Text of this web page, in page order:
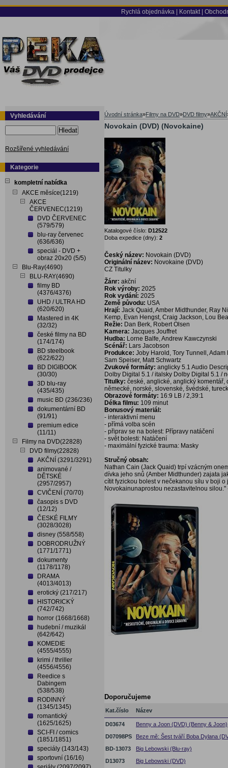
Rychlá objednávka Kontakt
Vyhledávání
Hledat
Rozšířené vyhledávání
Kategorie
kompletní nabídka
AKCE měsíce(1219)
AKCE
ČERVENEC(1219)
DVD ČERVENEC
(579/579)
blu-ray červenec
(636/636)
speciál - DVD +
obraz 20x20 (5/5)
Blu-Ray(4690)
BLU-RAY(4690)
filmy BD
(4376/4376)
UHD / ULTRA HD
(620/620)
Mastered in 4K
(32/32)
české filmy na BD
(174/174)
BD steelbook
(622/622)
BD DIGIBOOK
(30/30)
3D blu-ray
(435/435)
music BD (236/236)
dokumentární BD
(91/91)
premium edice
(11/11)
Filmy na DVD(22828)
DVD filmy(22828)
AKČNÍ (3291/3291)
animované /
DĚTSKÉ
(2957/2957)
CVIČENÍ (70/70)
časopis s DVD
(12/12)
ČESKÉ FILMY
(3028/3028)
disney (558/558)
DOBRODRUŽNÝ
(1771/1771)
dokumenty
(1178/1178)
DRAMA
(4013/4013)
erotický (217/217)
HISTORICKÝ
(742/742)
horror (1668/1668)
hudební / muzikál
(642/642)
KOMEDIE
(4555/4555)
krimi / thriller
(4556/4556)
Reedice s
Dabingem
(538/538)
RODINNÝ
(1345/1345)
romantický
(1625/1625)
SCI-FI / comics
(1851/1851)
speciály (143/143)
sportovní (16/16)
Úvodní stránka»Filmy na DVD»DVD filmy»AKČNÍ
Novokain (DVD) (Novokaine)
Katalogové číslo: D12522
Doba expedice (dny): 2
Český název: Novokain (DVD)
Originální název: Novokaine (DVD)
CZ Titulky
Žánr: akční
Rok výroby: 2025
Rok vydání: 2025
Země původu: USA
Hrají: Jack Quaid, Amber Midthunder, Ray
Kemp, Evan Hengst, Craig Jackson, Lou
Režie: Dan Berk, Robert Olsen
Kamera: Jacques Jouffret
Hudba: Lorne Balfe, Andrew Kawczynski
Scénář: Lars Jacobson
Produkce: Joby Harold, Tory Tunnell,
Sam Speiser, Matt Schwartz
Zvukové formáty: anglicky 5.1 Audio
Dolby Digital 5.1 / italsky Dolby Digital 5.1 /
Titulky: české, anglické, anglický komentář,
německé, norské, slovenské, švédské,
Obrazové formáty: 16:9 LB / 2,39:1
Délka filmu: 109 minut
Bonusový materiál:
- interaktivní menu
- přímá volba scén
- připrav se na bolest: Přípravy natáčení
- svět bolesti: Natáčení
- maximální fyzické trauma: Masky
Stručný obsah:
Nathan Cain (Jack Quaid) trpí vzácným
dívka jeho snů (Amber Midthunder) zajata
cítit fyzickou bolest v nečekanou sílu v boji
Novokainunaprostou nezastavitelnou
Doporučujeme
Kat.číslo Název
D03674
Benny a Joon (DVD) (Benny & Joon)
D07098PS
Beze mě: Šest tváří Boba Dylana
BD-13073
Big Lebowski (Blu-ray)
D13073
Big Lebowski (DVD)